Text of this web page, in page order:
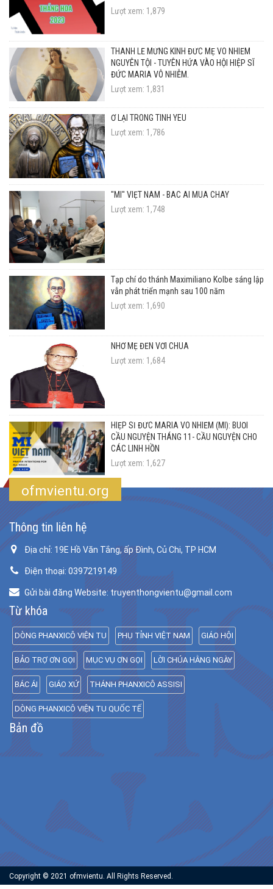
Lượt xem: 1,879
THÁNH LỄ MỪNG KÍNH ĐỨC MẸ VÔ NHIỄM
NGUYÊN TỘI - TUYÊN HỨA VÀO HỘI HIỆP SĨ
ĐỨC MARIA VÔ NHIỄM.
Lượt xem: 1,831
Ở LẠI TRONG TÌNH YÊU
Lượt xem: 1,786
"MI" VIỆT NAM - BÁC ÁI MÙA CHAY
Lượt xem: 1,748
Tạp chí do thánh Maximiliano Kolbe sáng lập
vẫn phát triển mạnh sau 100 năm
Lượt xem: 1,690
NHỜ MẸ ĐẾN VỚI CHÚA
Lượt xem: 1,684
HIỆP SĨ ĐỨC MARIA VÔ NHIỄM (MI): BUỔI
CẦU NGUYỆN THÁNG 11- CẦU NGUYỆN CHO
CÁC LINH HỒN
Lượt xem: 1,627
ofmvientu.org
Thông tin liên hệ
Địa chỉ: 19E Hồ Văn Tắng, ấp Đình, Củ Chi, TP HCM
Điện thoại: 0397219149
Gửi bài đăng Website: truyenthongvientu@gmail.com
Từ khóa
DÒNG PHANXICÔ VIỆN TU PHỤ TỈNH VIỆT NAM GIÁO HỘI
BẢO TRỢ ƠN GỌI MỤC VỤ ƠN GỌI LỜI CHÚA HẰNG NGÀY
BÁC ÁI GIÁO XỨ THÁNH PHANXICÔ ASSISI
DÒNG PHANXICÔ VIỆN TU QUỐC TẾ
Bản đồ
Copyright © 2021 ofmvientu. All Rights Reserved.